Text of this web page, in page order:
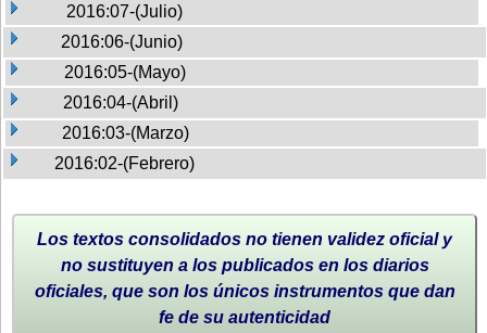
2016:07-(Julio)
2016:06-(Junio)
2016:05-(Mayo)
2016:04-(Abril)
2016:03-(Marzo)
2016:02-(Febrero)
Los textos consolidados no tienen validez oficial y
no sustituyen a los publicados en los diarios
oficiales, que son los únicos instrumentos que dan
fe de su autenticidad